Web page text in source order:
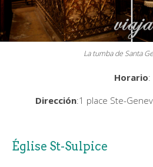
La tumba de Santa
Horario
Dirección:1 place Ste-
Église St-Sulpice